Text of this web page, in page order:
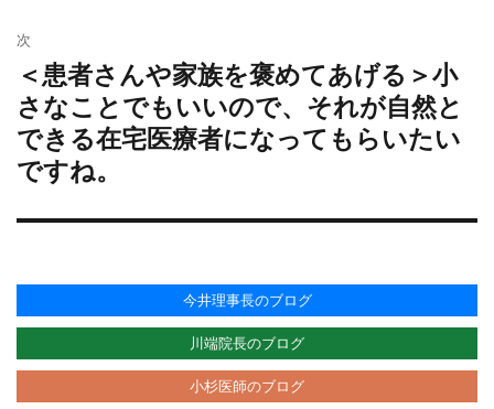
次
次
の
投
稿:
＜患者さんや家族を褒めてあげる＞小
さなことでもいいので、それが自然と
できる在宅医療者になってもらいたい
ですね。
今井理事長のブログ
川端院長のブログ
小杉医師のブログ